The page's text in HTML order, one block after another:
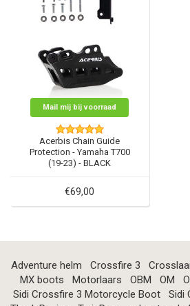
Mail mij bij voorraad
Acerbis Chain Guide
Protection - Yamaha T700
(19-23) - BLACK
€69,00
Adventure helm Crossfire 3
MX boots
Motorlaars OBM OM
Sidi Crossfire 3 Motorcycle Boot
Sidi